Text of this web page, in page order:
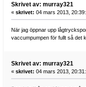
Skrivet av: murray321
« skrivet: 04 mars 2013,
När jag öppnar upp
vaccumpumpen för fullt så det
Skrivet av: murray321
« skrivet: 04 mars 2013,